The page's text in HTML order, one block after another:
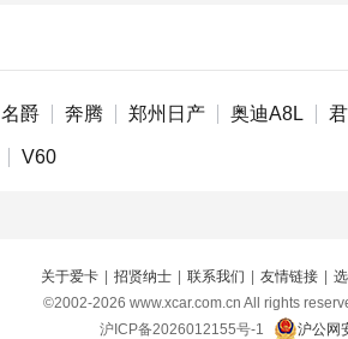
名爵 奔腾 郑州日产 奥迪A8L
V60
关于爱卡 招贤纳士 联系我们 友情链接
©2002-2026 www.xcar.com.cn All rights
沪ICP备2026012155号-1
沪公网